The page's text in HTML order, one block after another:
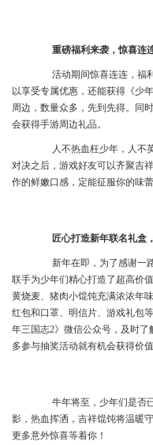
重磅福利来袭，惊喜连
活动期间惊喜连连，福
以享受专属优惠，还能获得 《少
周边，数量众多，先到先得。同
会获得手游周边礼品。
人不热血枉少年，人不
对决之后，游戏好友可以齐聚吉
作的鲜嫩口感，定能征服你的味
匠心打造新年联名礼盒
新年在即，为了感谢一路
联手为少年们精心打造了超高价
黄烧麦、猪肉小馄饨充满浓浓年
红包和口罩、明信片、游戏礼包
年三国志2》微信公众号，及时
多参与抽奖活动就有机会获得价
牛年将至，少年们是否已
影，热血挥洒，吉祥馄饨将温暖
更多意外惊喜等着你！